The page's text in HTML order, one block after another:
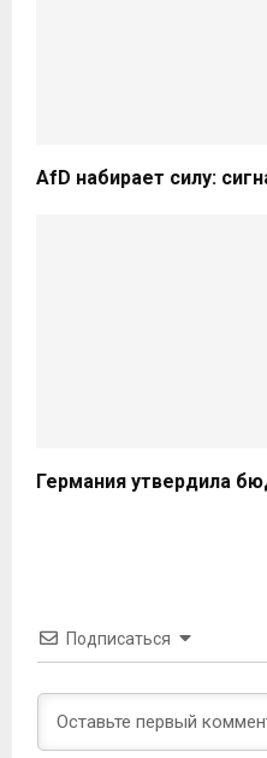
AfD набирает силу:
Германия утвердила
Подписаться